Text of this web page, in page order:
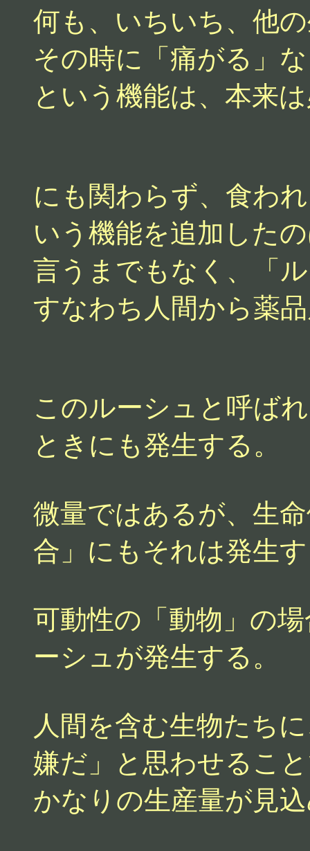
何も、いちいち、他
その時に「痛がる」
という機能は、本来
にも関わらず、食わ
いう機能を追加した
言うまでもなく、「
すなわち人間から薬
このルーシュと呼ば
ときにも発生する。
微量ではあるが、生
合」にもそれは発生
可動性の「動物」の
ーシュが発生する。
人間を含む生物たち
嫌だ」と思わせるこ
かなりの生産量が見